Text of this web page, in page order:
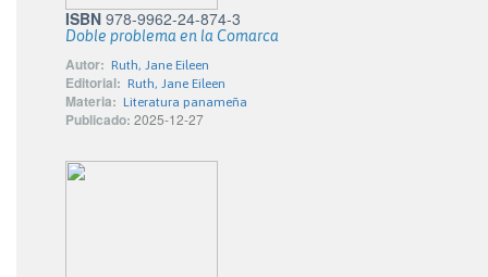
ISBN 978-9962-24-874-3
Doble problema en la Comarca
Autor: Ruth, Jane Eileen
Editorial: Ruth, Jane Eileen
Materia: Literatura panameña
Publicado: 2025-12-27